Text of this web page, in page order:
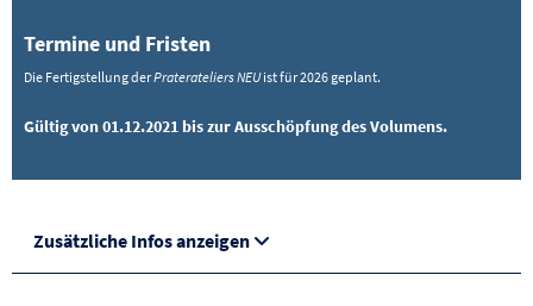
Termine und Fristen
Die Fertigstellung derPraterateliers NEUist für 2026 geplant.
Gültig von 01.12.2021 bis zur Ausschöpfung des Volumens.
Zusätzliche Infos anzeigen